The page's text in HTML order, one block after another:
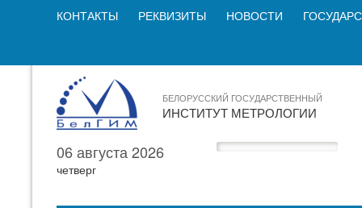
КОНТАКТЫ РЕКВИЗИТЫ НОВОСТИ
БЕЛОРУССКИЙ ГОСУДАРСТВЕННЫЙ
ИНСТИТУТ МЕТРОЛОГИИ
06 августа 2026
четверг